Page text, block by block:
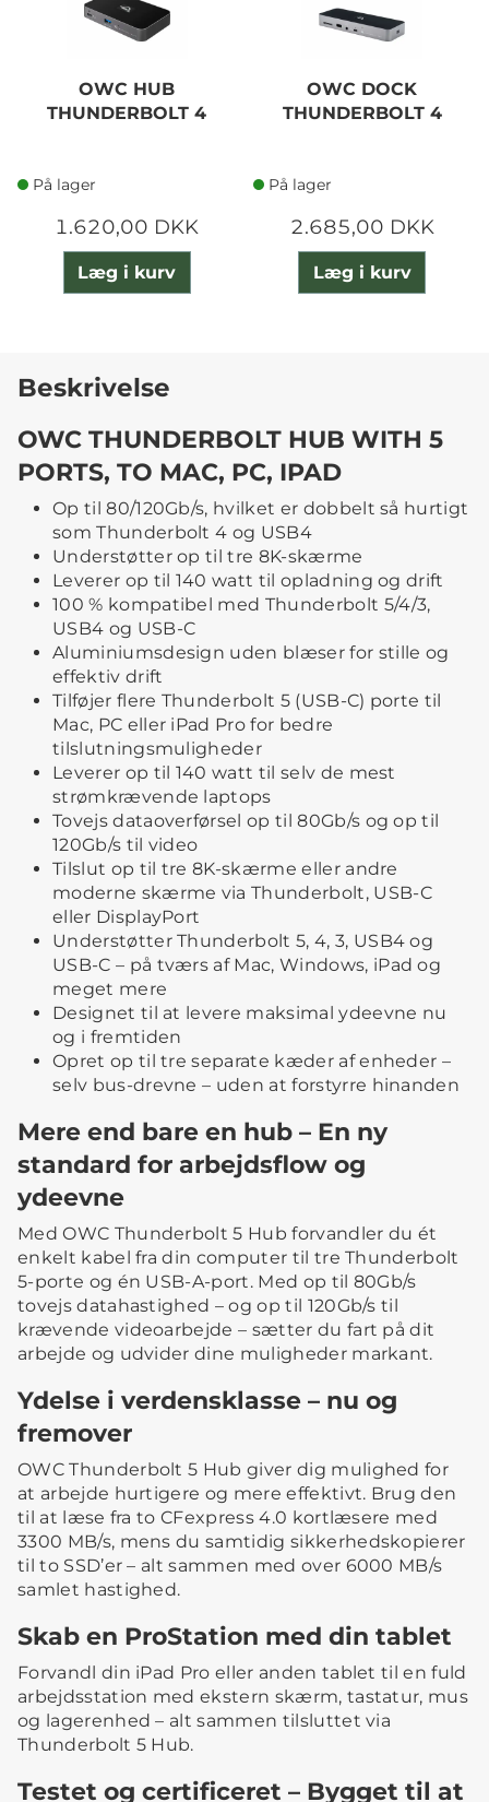
OWC HUB
THUNDERBOLT 4
På lager
1.620,00 DKK
Læg i kurv
OWC DOCK
THUNDERBOLT 4
På lager
2.685,00 DKK
Læg i kurv
Beskrivelse
OWC THUNDERBOLT HUB WITH 5
PORTS, TO MAC, PC, IPAD
Op til 80/120Gb/s, hvilket er dobbelt så hurtigt
som Thunderbolt 4 og USB4
Understøtter op til tre 8K-skærme
Leverer op til 140 watt til opladning og drift
100 % kompatibel med Thunderbolt 5/4/3,
USB4 og USB-C
Aluminiumsdesign uden blæser for stille og
effektiv drift
Tilføjer flere Thunderbolt 5 (USB-C) porte til
Mac, PC eller iPad Pro for bedre
tilslutningsmuligheder
Leverer op til 140 watt til selv de mest
strømkrævende laptops
Tovejs dataoverførsel op til 80Gb/s og op til
120Gb/s til video
Tilslut op til tre 8K-skærme eller andre
moderne skærme via Thunderbolt, USB-C
eller DisplayPort
Understøtter Thunderbolt 5, 4, 3, USB4 og
USB-C – på tværs af Mac, Windows, iPad og
meget mere
Designet til at levere maksimal ydeevne nu
og i fremtiden
Opret op til tre separate kæder af enheder –
selv bus-drevne – uden at forstyrre hinanden
Mere end bare en hub – En ny
standard for arbejdsflow og
ydeevne
Med OWC Thunderbolt 5 Hub forvandler du ét
enkelt kabel fra din computer til tre Thunderbolt
5-porte og én USB-A-port. Med op til 80Gb/s
tovejs datahastighed – og op til 120Gb/s til
krævende videoarbejde – sætter du fart på dit
arbejde og udvider dine muligheder markant.
Ydelse i verdensklasse – nu og
fremover
OWC Thunderbolt 5 Hub giver dig mulighed for
at arbejde hurtigere og mere effektivt. Brug den
til at læse fra to CFexpress 4.0 kortlæsere med
3300 MB/s, mens du samtidig sikkerhedskopierer
til to SSD’er – alt sammen med over 6000 MB/s
samlet hastighed.
Skab en ProStation med din tablet
Forvandl din iPad Pro eller anden tablet til en fuld
arbejdsstation med ekstern skærm, tastatur, mus
og lagerenhed – alt sammen tilsluttet via
Thunderbolt 5 Hub.
Testet og certificeret – Bygget til at